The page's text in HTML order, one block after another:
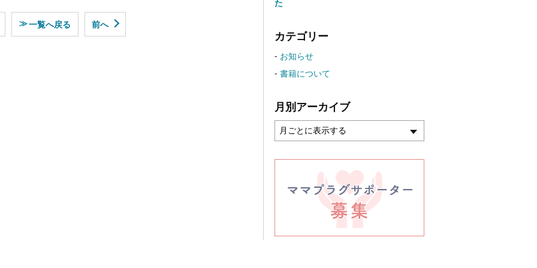
≫一覧へ戻る 前へ
た
カテゴリー
お知らせ
書籍について
月別アーカイブ